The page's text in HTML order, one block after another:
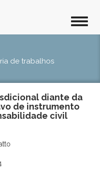
de trabalhos
diante da
de instrumento
civil